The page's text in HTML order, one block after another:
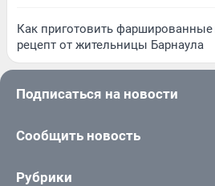
Как приготовить
рецепт от жительницы Барнаула
Подписаться на новости
Сообщить новость
Рубрики